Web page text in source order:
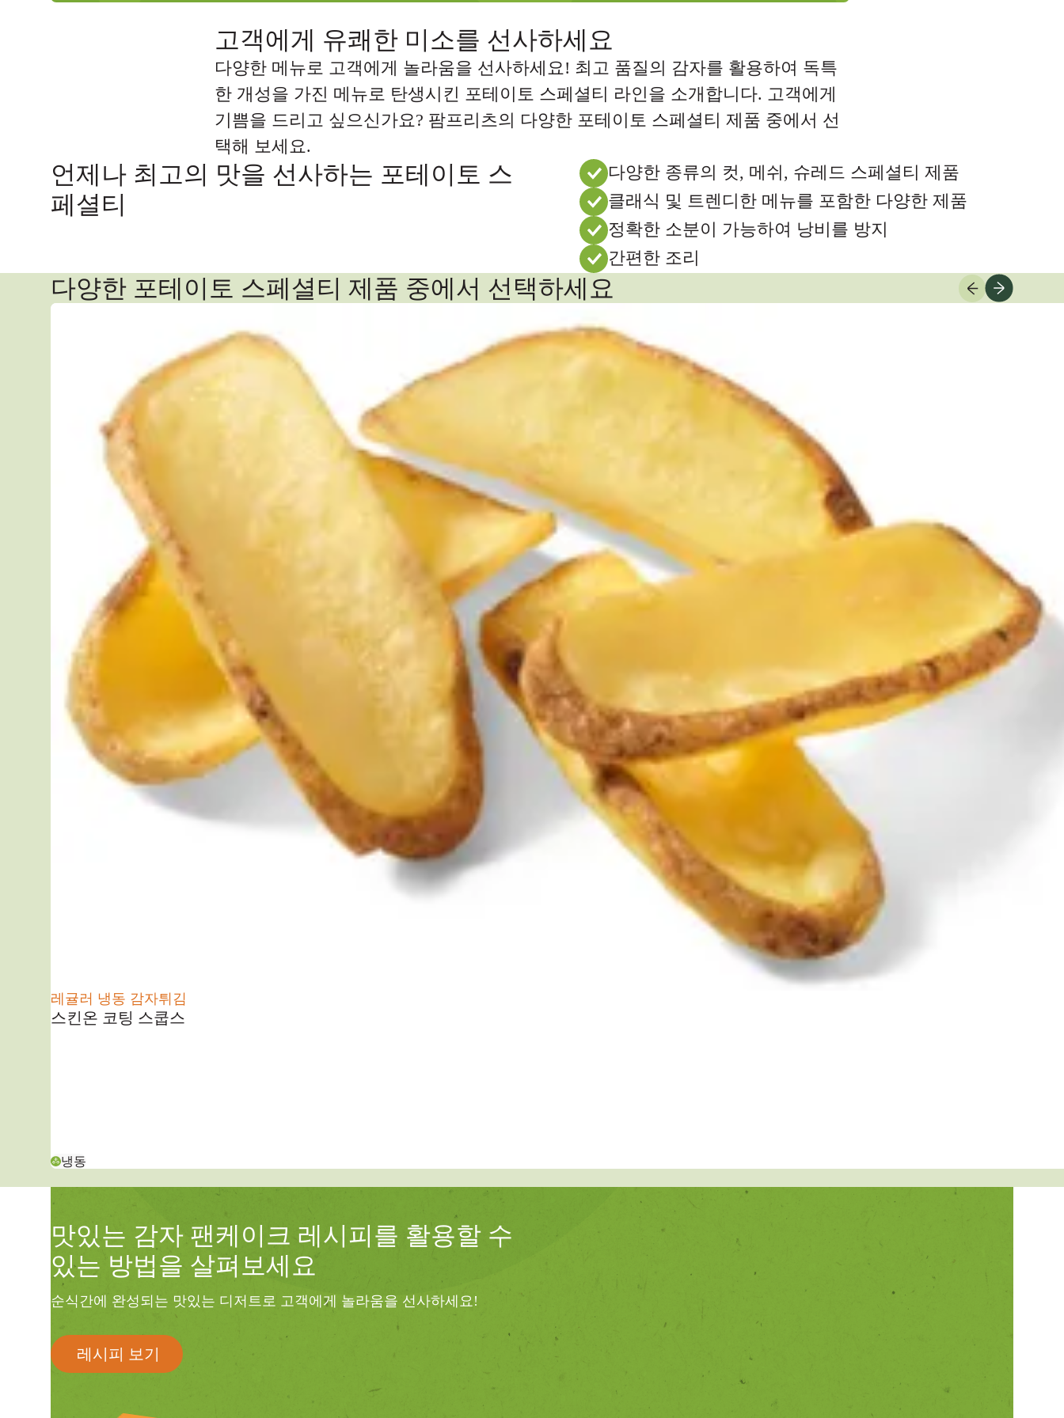
고객에게 유쾌한 미소를 선사하세요
다양한 메뉴로 고객에게 놀라움을 선사하세요! 최고 품질의 감자를 활용하여 독특
한 개성을 가진 메뉴로 탄생시킨 포테이토 스페셜티 라인을 소개합니다. 고객에게
기쁨을 드리고 싶으신가요? 팜프리츠의 다양한 포테이토 스페셜티 제품 중에서 선
택해 보세요.
언제나 최고의 맛을 선사하는 포테이토 스
페셜티
다양한 종류의 컷, 메쉬, 슈레드 스페셜티 제품
클래식 및 트렌디한 메뉴를 포함한 다양한 제품
정확한 소분이 가능하여 낭비를 방지
간편한 조리
다양한 포테이토 스페셜티 제품 중에서 선택하세요
레귤러 냉동 감자튀김
스킨온 코팅 스쿱스
냉동
맛있는 감자 팬케이크 레시피를 활용할 수
있는 방법을 살펴보세요
순식간에 완성되는 맛있는 디저트로 고객에게 놀라움을 선사하세요!
레시피 보기